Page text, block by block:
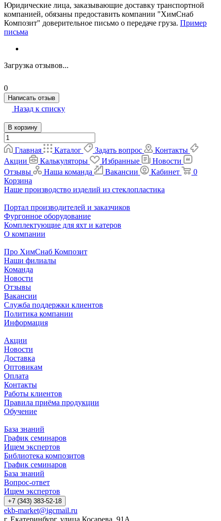
Юридические лица, заказывающие доставку транспортной
компанией, обязаны предоставить компании "ХимСнаб
Композит" доверительное письмо о передаче груза. Пример
письма
Загрузка отзывов...
0
Написать отзыв
Назад к списку
В корзину
Главная Каталог Задать вопрос
Контакты
Акции
Калькуляторы Избранные
Новости
Отзывы
Наша команда Вакансии Кабинет
0
Корзина
Наше производство изделий из стеклопластика
Портал производителей и заказчиков
Фургонное оборудование
Комплектующие для яхт и катеров
О компании
Про ХимСнаб Композит
Наши филиалы
Команда
Новости
Отзывы
Вакансии
Служба поддержки клиентов
Политика компании
Информация
Акции
Новости
Доставка
Оптовикам
Оплата
Контакты
Работы клиентов
Правила приёма продукции
Обучение
База знаний
График семинаров
Ищем экспертов
Библиотека композитов
График семинаров
База знаний
Вопрос-ответ
Ищем экспертов
+7 (343) 383-52-18
ekb-market@igcmail.ru
г. Екатеринбург, улица Косарева, 91А